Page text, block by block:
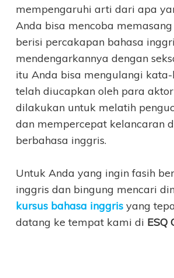
mempengaruhi arti dari apa
Anda bisa mencoba
berisi percakapan bahasa
mendengarkannya dengan
itu Anda bisa mengulangi
telah diucapkan oleh para
dilakukan untuk melatih
dan mempercepat kelancaran
berbahasa inggris.
Untuk Anda yang ingin fasih
inggris dan bingung mencari
kursus bahasa inggris yang
datang ke tempat kami di ESQ